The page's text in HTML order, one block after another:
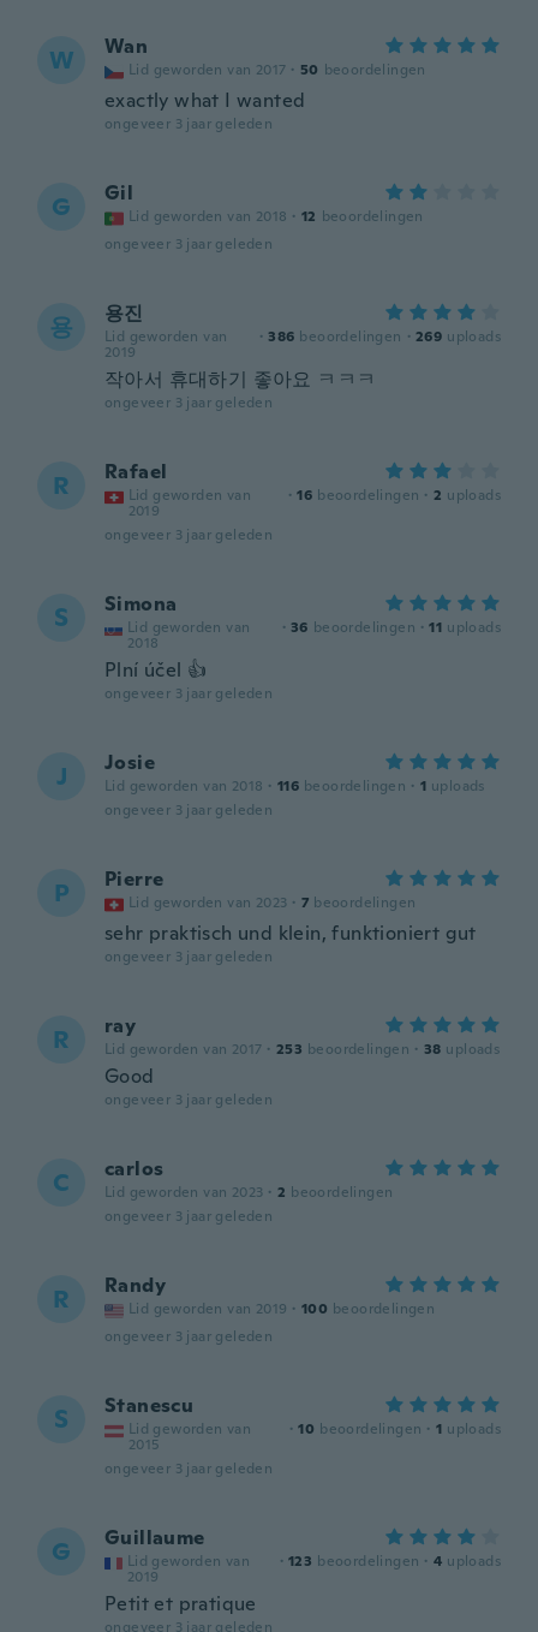
W Wan
Lid geworden van 2017 · 50 beoordelingen
exactly what I wanted
ongeveer 3 jaar geleden
G Gil
Lid geworden van 2018 · 12 beoordelingen
ongeveer 3 jaar geleden
용 용진
Lid geworden van
2019
· 386 beoordelingen · 269 uploads
작아서 휴대하기 좋아요 ㅋㅋㅋ
ongeveer 3 jaar geleden
R Rafael
Lid geworden van
2019
· 16 beoordelingen · 2 uploads
ongeveer 3 jaar geleden
S Simona
Lid geworden van
2018
· 36 beoordelingen · 11 uploads
Plní účel 👍
ongeveer 3 jaar geleden
J Josie
Lid geworden van 2018 · 116 beoordelingen · 1 uploads
ongeveer 3 jaar geleden
P Pierre
Lid geworden van 2023 · 7 beoordelingen
sehr praktisch und klein, funktioniert gut
ongeveer 3 jaar geleden
R ray
Lid geworden van 2017 · 253 beoordelingen · 38 uploads
Good
ongeveer 3 jaar geleden
C carlos
Lid geworden van 2023 · 2 beoordelingen
ongeveer 3 jaar geleden
R Randy
Lid geworden van 2019 · 100 beoordelingen
ongeveer 3 jaar geleden
S Stanescu
Lid geworden van
2015
· 10 beoordelingen · 1 uploads
ongeveer 3 jaar geleden
G Guillaume
Lid geworden van
2019
· 123 beoordelingen · 4 uploads
Petit et pratique
ongeveer 3 jaar geleden